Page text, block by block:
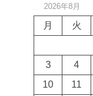
2026年8月
月 火
3
4
10
11